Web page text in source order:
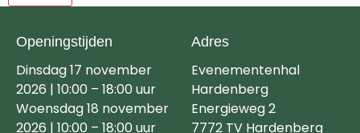
Openingstijden
Dinsdag 17 november
2026 | 10:00 – 18:00 uur
Woensdag 18 november
2026 | 10:00 – 18:00 uur
Adres
Evenementenhal
Hardenberg
Energieweg 2
7772 TV Hardenberg